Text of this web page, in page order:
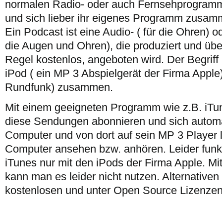
normalen Radio- oder auch
und sich lieber ihr eigenes Programm
Ein Podcast ist eine Audio- ( für die Ohren)
die Augen und Ohren), die produziert und
Regel kostenlos, angeboten wird. Der
iPod ( ein MP 3 Abspielgerät der Firma
Rundfunk) zusammen.
Mit einem geeigneten Programm wie z.B.
diese Sendungen abonnieren und sich
Computer und von dort auf sein MP 3
Computer ansehen bzw. anhören. Leider
iTunes nur mit den iPods der Firma Apple.
kann man es leider nicht nutzen.
kostenlosen und unter Open Source